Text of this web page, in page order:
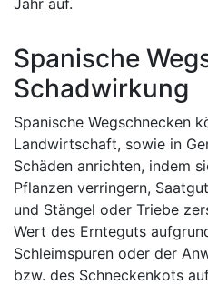
Spanische
Schadwirkung
Spanische Wegschnecken
Landwirtschaft, sowie in
Schäden anrichten, indem
Pflanzen verringern,
und Stängel oder Triebe
Wert des Ernteguts
Schleimspuren oder der
bzw. des Schneckenkots